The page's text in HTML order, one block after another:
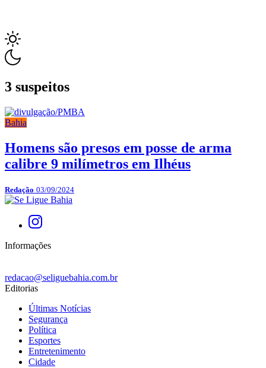
3 suspeitos
Bahia
Homens são presos em posse de arma
calibre 9 milímetros em Ilhéus
Redação 03/09/2024
Informações
redacao@seliguebahia.com.br
Editorias
Últimas Notícias
Segurança
Política
Esportes
Entretenimento
Cidade